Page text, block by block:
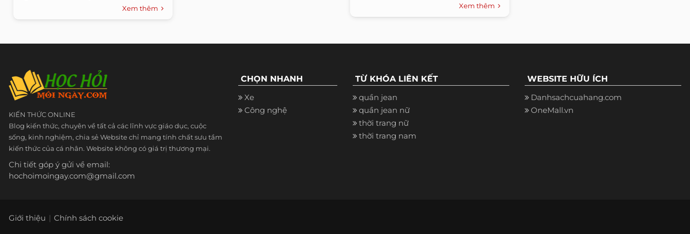
Xem thêm
Xem thêm
KIẾN THỨC ONLINE
Blog kiến thức, chuyên về tất cả các lĩnh vực giáo dục, cuộc
sống, kinh nghiệm, chia sẻ Website chỉ mang tính chất sưu tầm
kiến thức của cá nhân. Website không có giá trị thương mại.
Chi tiết góp ý gửi về email:
hochoimoingay.com@gmail.com
CHỌN NHANH
Xe
Công nghệ
TỪ KHÓA LIÊN KẾT
quần jean
quần jean nữ
thời trang nữ
thời trang nam
WEBSITE HỮU ÍCH
Danhsachcuahang.com
OneMall.vn
Giới thiệu Chính sách cookie